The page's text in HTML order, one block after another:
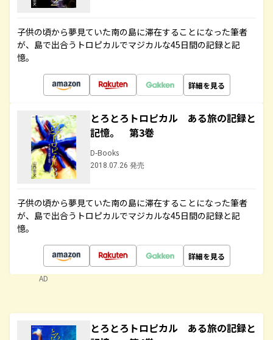
子供の頃から夢見ていた南の島に滞在することになった筆者
が、島で出合うトロピカルでマジカルな45日間の記録と記
憶。
詳細を見る
とろとろトロピカル ある旅の記録と
記憶。 第3巻
D-Books
2018.07.26 発売
子供の頃から夢見ていた南の島に滞在することになった筆者
が、島で出合うトロピカルでマジカルな45日間の記録と記
憶。
詳細を見る
AD
とろとろトロピカル ある旅の記録と